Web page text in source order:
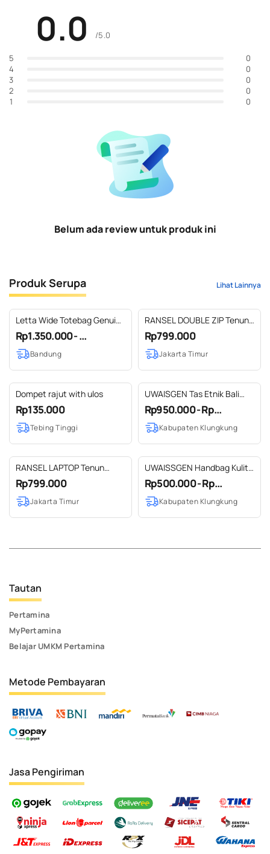
0.0 /5.0
5
0
4
0
3
0
2
0
1
0
Belum ada review untuk produk ini
Produk Serupa Lihat Lainnya
Letta Wide Totebag Genuine
Leather Kulit Asli - Gammara
Leather
Rp1.350.000 - ...
Bandung
RANSEL DOUBLE ZIP Tenun
Tangan NTT mix Kulit Sapi
Asli
Rp799.000
Jakarta Timur
Dompet rajut with ulos
Rp135.000
Tebing Tinggi
UWAISGEN Tas Etnik Bali
Kulit Endek Kindy Bag Tas
Selempang Pria Wanita
Handmade
Rp950.000 - Rp...
Kabupaten Klungkung
RANSEL LAPTOP Tenun
Tangan NTT mix Kulit Sapi
Asli
Rp799.000
Jakarta Timur
UWAISSGEN Handbag Kulit
Endek Etnik Bali Cluth
Pria/Wanita Versa Bag
Rp500.000 - Rp...
Kabupaten Klungkung
Tautan
Pertamina
MyPertamina
Belajar UMKM Pertamina
Metode Pembayaran
Jasa Pengiriman